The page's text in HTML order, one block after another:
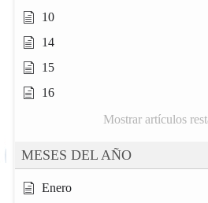
10
14
15
16
Mostrar artículos
MESES DEL AÑO
Enero